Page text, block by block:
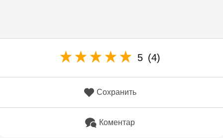
5 (4)
Сохранить
Коментар